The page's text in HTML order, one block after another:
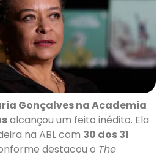
Gonçalves na Academia
alcançou um feito inédito. Ela
na ABL com 30 dos 31
destacou o The